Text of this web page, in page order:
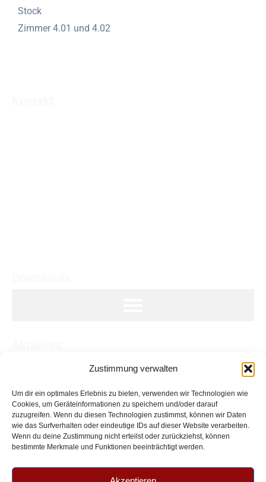
Zustimmung verwalten
Um dir ein optimales Erlebnis zu bieten, verwenden wir Technologien wie
Cookies, um Geräteinformationen zu speichern und/oder darauf
zuzugreifen. Wenn du diesen Technologien zustimmst, können wir Daten
wie das Surfverhalten oder eindeutige IDs auf dieser Website verarbeiten.
Wenn du deine Zustimmung nicht erteilst oder zurückziehst, können
bestimmte Merkmale und Funktionen beeinträchtigt werden.
Stock
Zimmer 4.01 und 4.02
Feier der Dienstjubiläen und Verabschiedung in den
Aussendungsfeier und Jubiläum 50 Jahre pastorale
Dienste
Exkursion nach Passau
Rechtliches